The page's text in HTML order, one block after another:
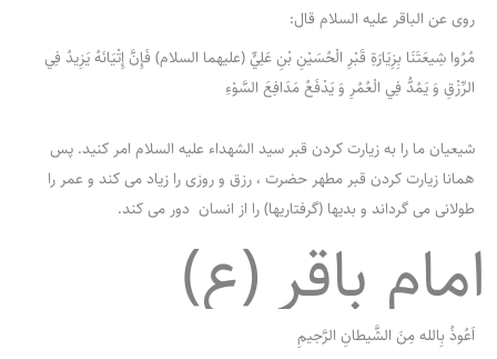
روی عن الباقر علیه السلام قال:
مُرُوا شِيعَتَنَا بِزِيَارَةِ قَبْرِ الْحُسَيْنِ بْنِ عَلِيٍّ (علیهما السلام) فَإِنَّ إِتْيَانَهُ يَزِيدُ فِي
الرِّزْقِ وَ يَمُدُّ فِي الْعُمُرِ وَ يَدْفَعُ مَدَافِعَ السَّوْءِ
شیعیان ما را به زیارت کردن قبر سید الشهداء علیه السلام امر کنید. پس
همانا زیارت کردن قبر مطهر حضرت ، رزق و روزی را زیاد می کند و عمر را
طولانی می گرداند و بدیها (گرفتاریها) را از انسان دور می کند.
امام باقر (ع)
اَعُوذُ بِالله مِنَ الشَّیطانِ الرَّجیمِ